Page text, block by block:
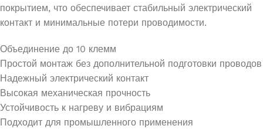
покрытием, что обеспечивает стабильный электрический
контакт и минимальные потери проводимости.
Объединение до 10 клемм
Простой монтаж без дополнительной подготовки проводов
Надежный электрический контакт
Высокая механическая прочность
Устойчивость к нагреву и вибрациям
Подходит для промышленного применения